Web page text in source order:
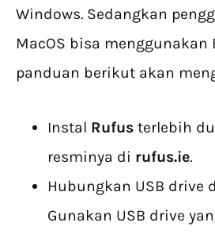
Windows. Sedangkan
MacOS bisa menggunakan
panduan berikut akan
Instal Rufus terlebih
resminya di rufus.ie.
Hubungkan USB drive
Gunakan USB drive